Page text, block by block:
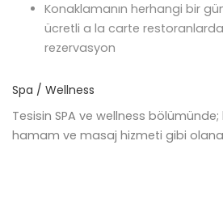
Konaklamanın herhangi bir
ücretli a la carte
rezervasyon
Spa / Wellness
Tesisin SPA ve wellness
hamam ve masaj hizmeti gibi